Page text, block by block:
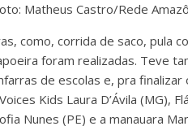
Matheus Castro/Rede
como, corrida de saco, pula
foram realizadas. Teve
de escolas e, pra finalizar
Kids Laura D’Ávila (MG),
Nunes (PE) e a manauara